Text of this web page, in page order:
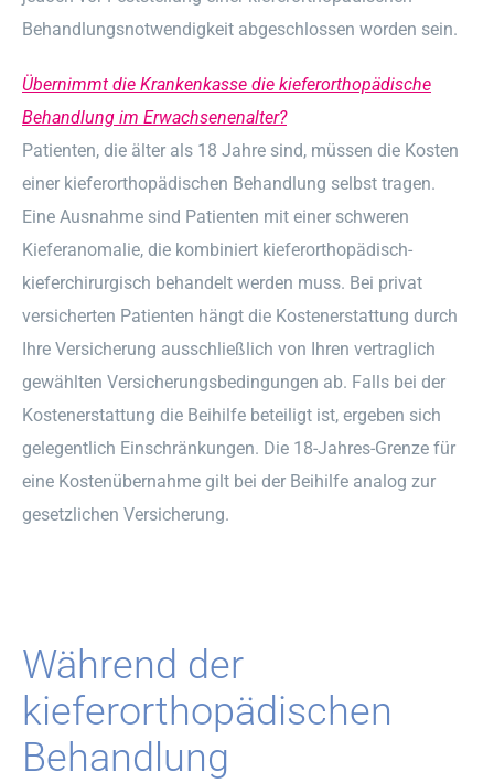
Behandlungsnotwendigkeit abgeschlossen worden sein.
Übernimmt die Krankenkasse die kieferorthopädische
Behandlung im Erwachsenenalter?
Patienten, die älter als 18 Jahre sind, müssen die Kosten
einer kieferorthopädischen Behandlung selbst tragen.
Eine Ausnahme sind Patienten mit einer schweren
Kieferanomalie, die kombiniert kieferorthopädisch-
kieferchirurgisch behandelt werden muss. Bei privat
versicherten Patienten hängt die Kostenerstattung durch
Ihre Versicherung ausschließlich von Ihren vertraglich
gewählten Versicherungsbedingungen ab. Falls bei der
Kostenerstattung die Beihilfe beteiligt ist, ergeben sich
gelegentlich Einschränkungen. Die 18-Jahres-Grenze für
eine Kostenübernahme gilt bei der Beihilfe analog zur
gesetzlichen Versicherung.
Während der
kieferorthopädischen
Behandlung